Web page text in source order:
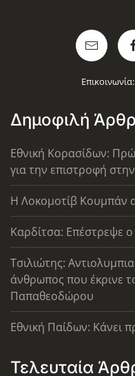
Επικοινωνία:
Δημοφιλή
Εθνική Κορασίδων:
για την επιστροφή
Η Λοκομοτίβ Κουμπάν
Καρδίτσα: Επέστρεψε
Τσιλιώτης:
άνθρωπος που έκρινε
Παπαθεοδώρου
Εθνική Παίδων: Κάνει
Τελευταία